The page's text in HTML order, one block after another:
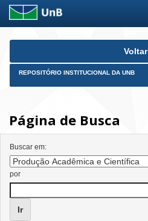
Skip
Voltar
REPOSITÓRIO INSTITUCIONAL DA UNB
Página de Busca
Buscar em:
por